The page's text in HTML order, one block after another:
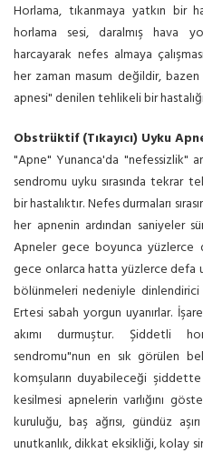
Horlama, tıkanmaya yatkın bir
horlama sesi, daralmış hava
harcayarak nefes almaya
her zaman masum değildir,
apnesi" denilen tehlikeli bir
Obstrüktif (Tıkayıcı) Uyku
"Apne" Yunanca'da "nefessizlik"
sendromu uyku sırasında tekrar
bir hastalıktır. Nefes durmaları
her apnenin ardından saniyeler
Apneler gece boyunca yüzlerce
gece onlarca hatta yüzlerce defa
bölünmeleri nedeniyle
Ertesi sabah yorgun uyanırlar.
akımı durmuştur. Şiddetli
sendromu"nun en sık görülen
komşuların duyabileceği şiddette
kesilmesi apnelerin varlığını
kuruluğu, baş ağrısı, gündüz
unutkanlık, dikkat eksikliği, kolay